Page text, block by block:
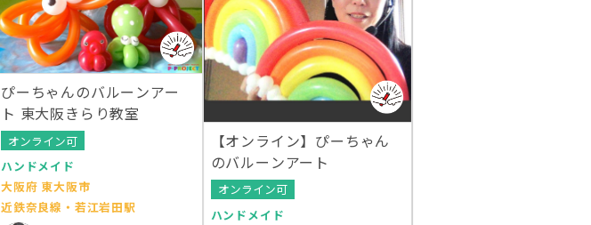
ぴーちゃんのバルーンアー
ト 東大阪きらり教室
オンライン可
ハンドメイド
大阪府 東大阪市
近鉄奈良線・若江岩田駅
【オンライン】ぴーちゃん
のバルーンアート
オンライン可
ハンドメイド